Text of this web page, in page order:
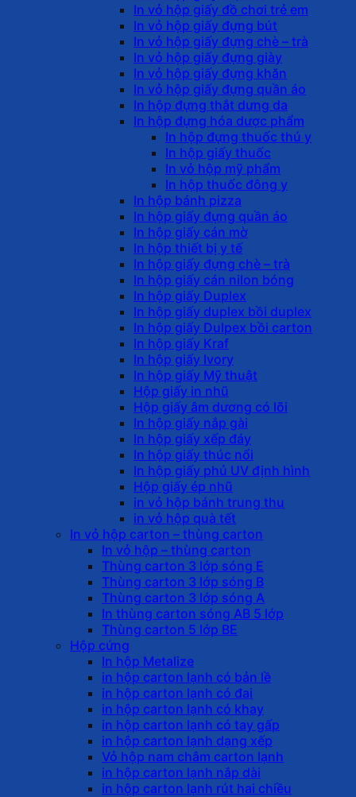
In vỏ hộp giấy đồ chơi trẻ em
In vỏ hộp giấy đựng bút
In vỏ hộp giấy đựng chè – trà
In vỏ hộp giấy đựng giày
In vỏ hộp giấy đựng khăn
In vỏ hộp giấy đựng quần áo
In hộp đựng thắt dưng da
In hộp đựng hóa dược phẩm
In hộp đựng thuốc thú y
In hộp giấy thuốc
In vỏ hộp mỹ phẩm
In hộp thuốc đông y
In hộp bánh pizza
In hộp giấy đựng quần áo
In hộp giấy cán mờ
In hộp thiết bị y tế
In hộp giấy đựng chè – trà
In hộp giấy cán nilon bóng
In hộp giấy Duplex
In hộp giấy duplex bồi duplex
In hộp giấy Dulpex bồi carton
In hộp giấy Kraf
In hộp giấy Ivory
In hộp giấy Mỹ thuật
Hộp giấy in nhũ
Hộp giấy âm dương có lõi
In hộp giấy nắp gài
In hộp giấy xếp đáy
In hộp giấy thúc nổi
In hộp giấy phủ UV định hình
Hộp giấy ép nhũ
in vỏ hộp bánh trung thu
in vỏ hộp quà tết
In vỏ hộp carton – thùng carton
In vỏ hộp – thùng carton
Thùng carton 3 lớp sóng E
Thùng carton 3 lớp sóng B
Thùng carton 3 lớp sóng A
In thùng carton sóng AB 5 lớp
Thùng carton 5 lớp BE
Hộp cứng
In hộp Metalize
in hộp carton lạnh có bản lề
in hộp carton lạnh có đai
in hộp carton lạnh có khay
in hộp carton lạnh có tay gấp
in hộp carton lạnh dạng xếp
Vỏ hộp nam châm carton lạnh
in hộp carton lạnh nắp dài
in hộp carton lạnh rút hai chiều